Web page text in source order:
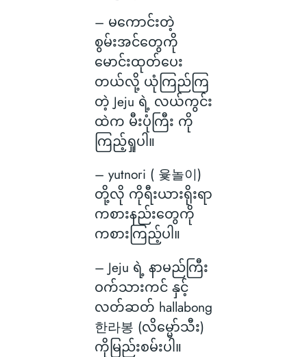
– မကောင်းတဲ့
စွမ်းအင်တွေကို
မောင်းထုတ်ပေး
တယ်လို့ ယုံကြည်ကြ
တဲ့ Jeju ရဲ့ လယ်ကွင်း
ထဲက မီးပုံကြီး ကို
ကြည့်ရှုပါ။
– yutnori ( 윷놀이)
တို့လို ကိုရီးယားရိုးရာ
ကစားနည်းတွေကို
ကစားကြည့်ပါ။
– Jeju ရဲ့ နာမည်ကြီး
ဝက်သားကင် နှင့်
လတ်ဆတ် hallabong
한라봉 (လိမ္မော်သီး)
ကိုမြည်းစမ်းပါ။